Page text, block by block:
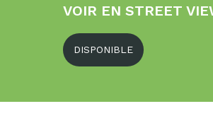
VOIR EN STREET
DISPONIBLE